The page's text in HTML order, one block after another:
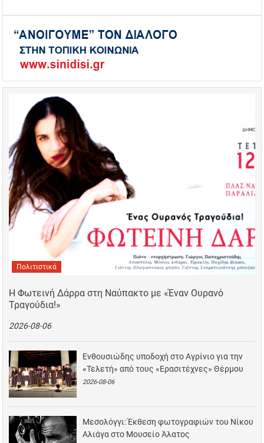
Πολιτιστικά
Η Φωτεινή Δάρρα στη Ναύπακτο με «Έναν Ουρανό
Τραγούδια!»
2026-08-06
Ενθουσιώδης υποδοχή στο Αγρίνιο για την
«Τελετή» από τους «Ερασιτέχνες» Θέρμου
2026-08-06
Μεσολόγγι: Έκθεση φωτογραφιών του Νίκου
Αλιάγα στο Μουσείο Άλατος